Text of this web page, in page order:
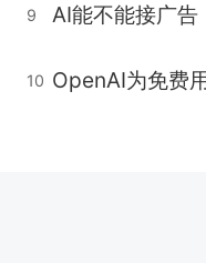
9 AI能不能接广告
10